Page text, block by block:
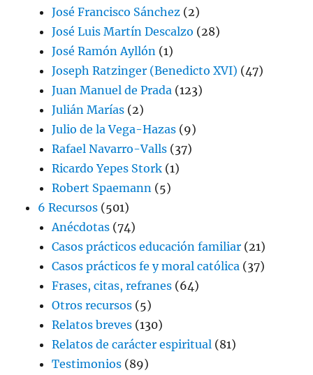
José Francisco Sánchez (2)
José Luis Martín Descalzo (28)
José Ramón Ayllón (1)
Joseph Ratzinger (Benedicto XVI) (47)
Juan Manuel de Prada (123)
Julián Marías (2)
Julio de la Vega-Hazas (9)
Rafael Navarro-Valls (37)
Ricardo Yepes Stork (1)
Robert Spaemann (5)
6 Recursos (501)
Anécdotas (74)
Casos prácticos educación familiar (21)
Casos prácticos fe y moral católica (37)
Frases, citas, refranes (64)
Otros recursos (5)
Relatos breves (130)
Relatos de carácter espiritual (81)
Testimonios (89)